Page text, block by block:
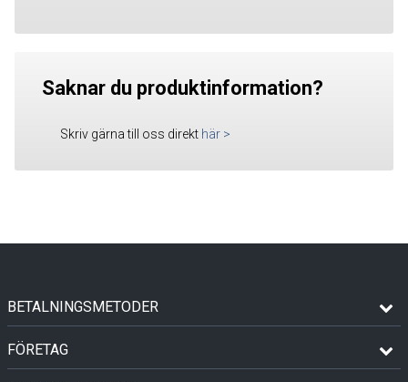
Saknar du produktinformation?
Skriv gärna till oss direkt här >
BETALNINGSMETODER
FÖRETAG